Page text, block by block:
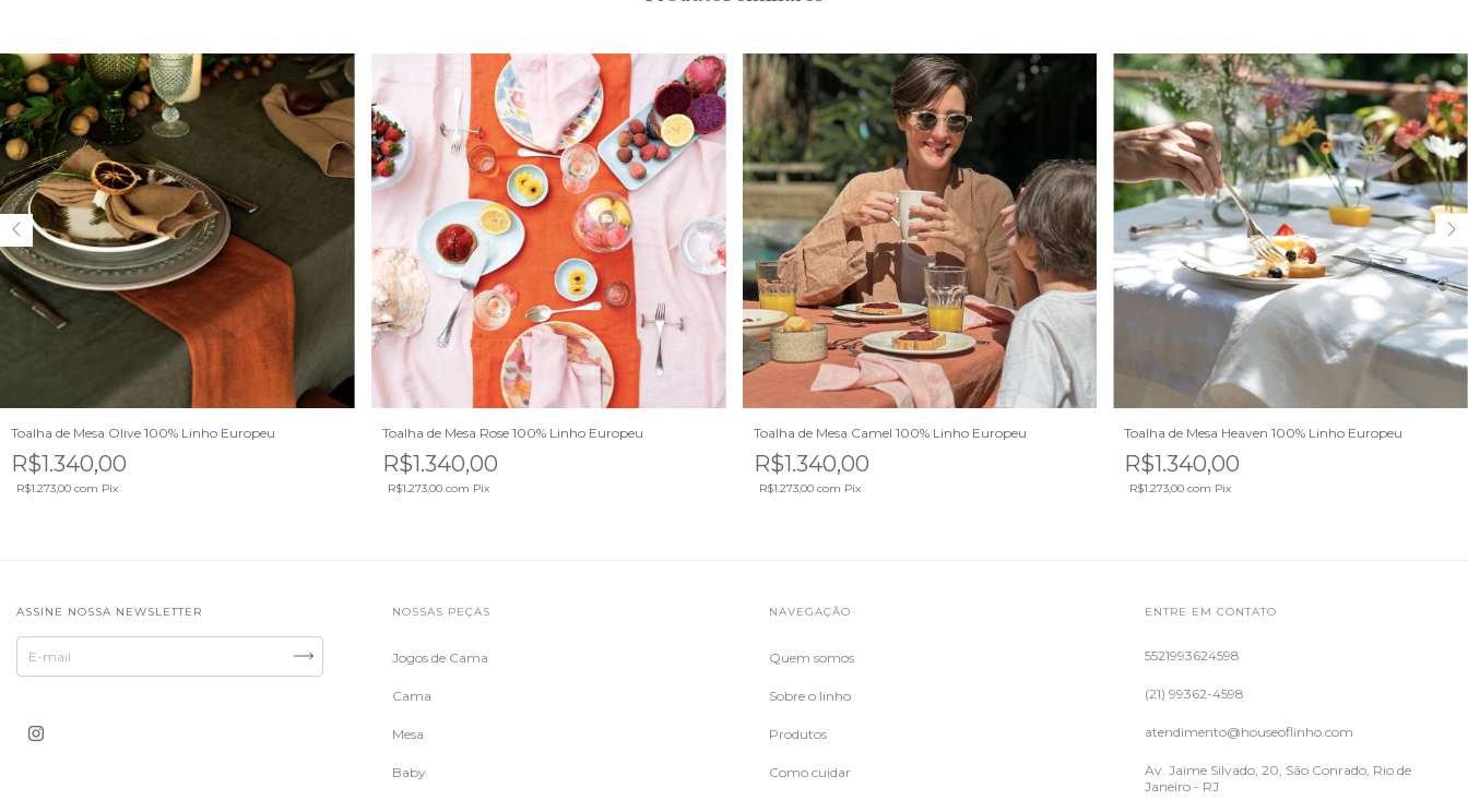
Toalha de Mesa Olive 100% Linho Europeu
R$1.340,00
R$1.273,00 com Pix
Toalha de Mesa Rose 100% Linho Europeu
R$1.340,00
R$1.273,00 com Pix
Toalha de Mesa Camel 100% Linho Europeu
R$1.340,00
R$1.273,00 com Pix
Toalha de Mesa Heaven 100% Linho Europeu
R$1.340,00
R$1.273,00com Pix
ASSINE NOSSA NEWSLETTER NOSSAS PEÇAS
Jogos de Cama
Cama
Mesa
Baby
NAVEGAÇÃO
Quem somos
Sobre o linho
Produtos
Como cuidar
ENTRE EM CONTATO
5521993624598
(21) 99362-4598
atendimento@houseoflinho.com
Av. Jaime Silvado, 20, São Conrado, Rio de
Janeiro - RJ